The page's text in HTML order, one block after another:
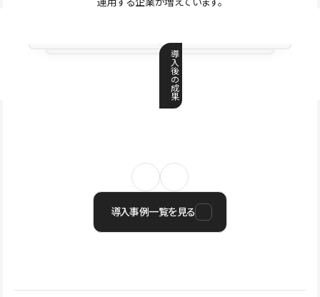
導
入
後
の
成
果
導入事例一覧を見る